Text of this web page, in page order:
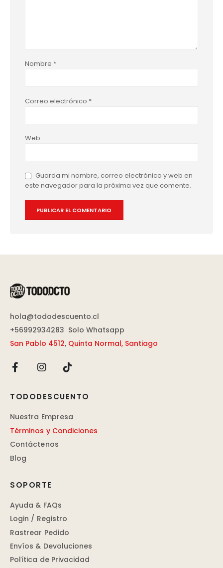
Nombre *
Correo electrónico *
Web
Guarda mi nombre, correo electrónico y web en
este navegador para la próxima vez que comente.
hola@tododescuento.cl
+56992934283 Solo Whatsapp
San Pablo 4512, Quinta Normal, Santiago
TODODESCUENTO
Nuestra Empresa
Términos y Condiciones
Contáctenos
Blog
SOPORTE
Ayuda & FAQs
Login / Registro
Rastrear Pedido
Envíos & Devoluciones
Política de Privacidad